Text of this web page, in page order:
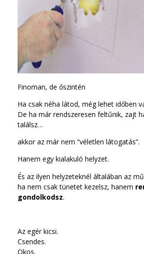
Finoman, de őszintén
Ha csak néha látod, még lehet időben
De ha már rendszeresen feltűnik, zajt
találsz…
akkor az már nem “véletlen látogatás”.
Hanem egy kialakuló helyzet.
És az ilyen helyzeteknél általában az
ha nem csak tünetet kezelsz, hanem
gondolkodsz.
Az egér kicsi.
Csendes.
Okos.